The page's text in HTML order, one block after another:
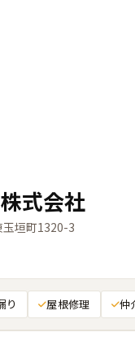
式会社
玉垣町1320-3
り 屋根修理 仲